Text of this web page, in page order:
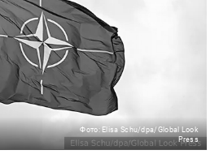
Фото: Elisa Schu/dpa/Global Look
Press